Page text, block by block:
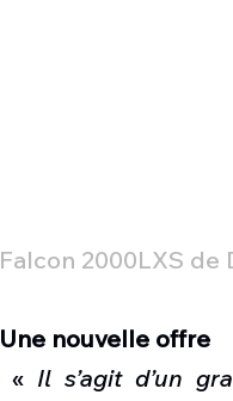
Falcon 2000LXS de
Une nouvelle offre
« Il s’agit d’un